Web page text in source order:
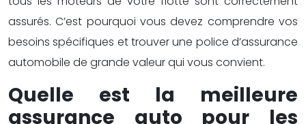
assurés. C’est pourquoi vous devez comprendre vos
besoins spécifiques et trouver une police d’assurance
automobile de grande valeur qui vous convient.
Quelle est la meilleure
assurance auto pour les